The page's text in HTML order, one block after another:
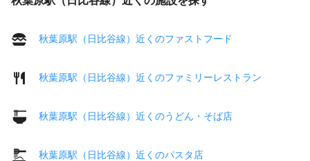
秋葉原駅（日比谷線）近くのファストフード
秋葉原駅（日比谷線）近くのファミリーレストラン
秋葉原駅（日比谷線）近くのうどん・そば店
秋葉原駅（日比谷線）近くのパスタ店